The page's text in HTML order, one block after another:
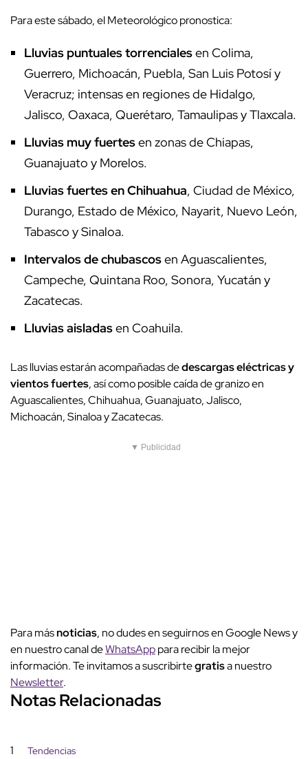
Para este sábado, el Meteorológico pronostica:
Lluvias puntuales torrencialesen Colima,
Guerrero, Michoacán, Puebla, San Luis Potosí y
Veracruz; intensas en regiones de Hidalgo,
Jalisco, Oaxaca, Querétaro, Tamaulipas y Tlaxcala.
Lluvias muy fuertesen zonas de Chiapas,
Guanajuato y Morelos.
Lluvias fuertes en Chihuahua, Ciudad de México,
Durango, Estado de México, Nayarit, Nuevo León,
Tabasco y Sinaloa.
Intervalos de chubascosen Aguascalientes,
Campeche, Quintana Roo, Sonora, Yucatán y
Zacatecas.
Lluvias aisladasen Coahuila.
Las lluvias estarán acompañadas dedescargas eléctricas y
vientos fuertes, así como posible caída de granizo en
Aguascalientes, Chihuahua, Guanajuato, Jalisco,
Michoacán, Sinaloa y Zacatecas.
▼ Publicidad
Para másnoticias, no dudes en seguirnos en Google News y
en nuestro canal deWhatsApppara recibir la mejor
información. Te invitamos a suscribirtegratisa nuestro
Newsletter.
Notas Relacionadas
1 Tendencias